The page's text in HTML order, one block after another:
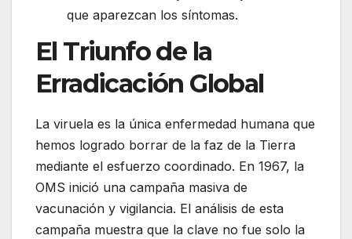
que aparezcan los síntomas.
El Triunfo de la
Erradicación Global
La viruela es la única enfermedad humana que
hemos logrado borrar de la faz de la Tierra
mediante el esfuerzo coordinado. En 1967, la
OMS inició una campaña masiva de
vacunación y vigilancia. El análisis de esta
campaña muestra que la clave no fue solo la